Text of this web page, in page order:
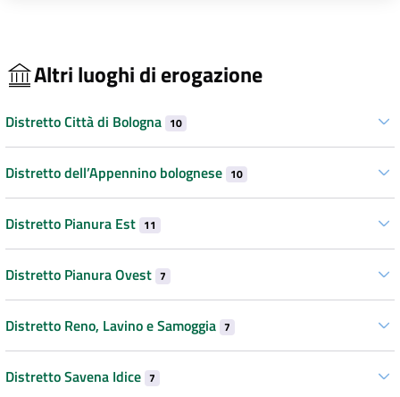
Altri luoghi di erogazione
Distretto Città di Bologna 10
Distretto dell’Appennino bolognese 10
Distretto Pianura Est 11
Distretto Pianura Ovest 7
Distretto Reno, Lavino e Samoggia 7
Distretto Savena Idice 7